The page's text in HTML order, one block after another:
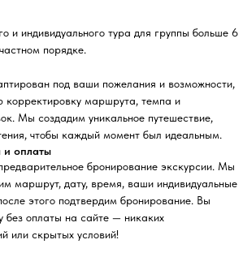
и индивидуального тура для группы больше 6
порядке.
под ваши пожелания и возможности,
корректировку маршрута, темпа и
Мы создадим уникальное путешествие,
чтобы каждый момент был идеальным.
и оплаты
бронирование экскурсии. Мы
маршрут, дату, время, ваши индивидуальные
этого подтвердим бронирование. Вы
без оплаты на сайте — никаких
или скрытых условий!